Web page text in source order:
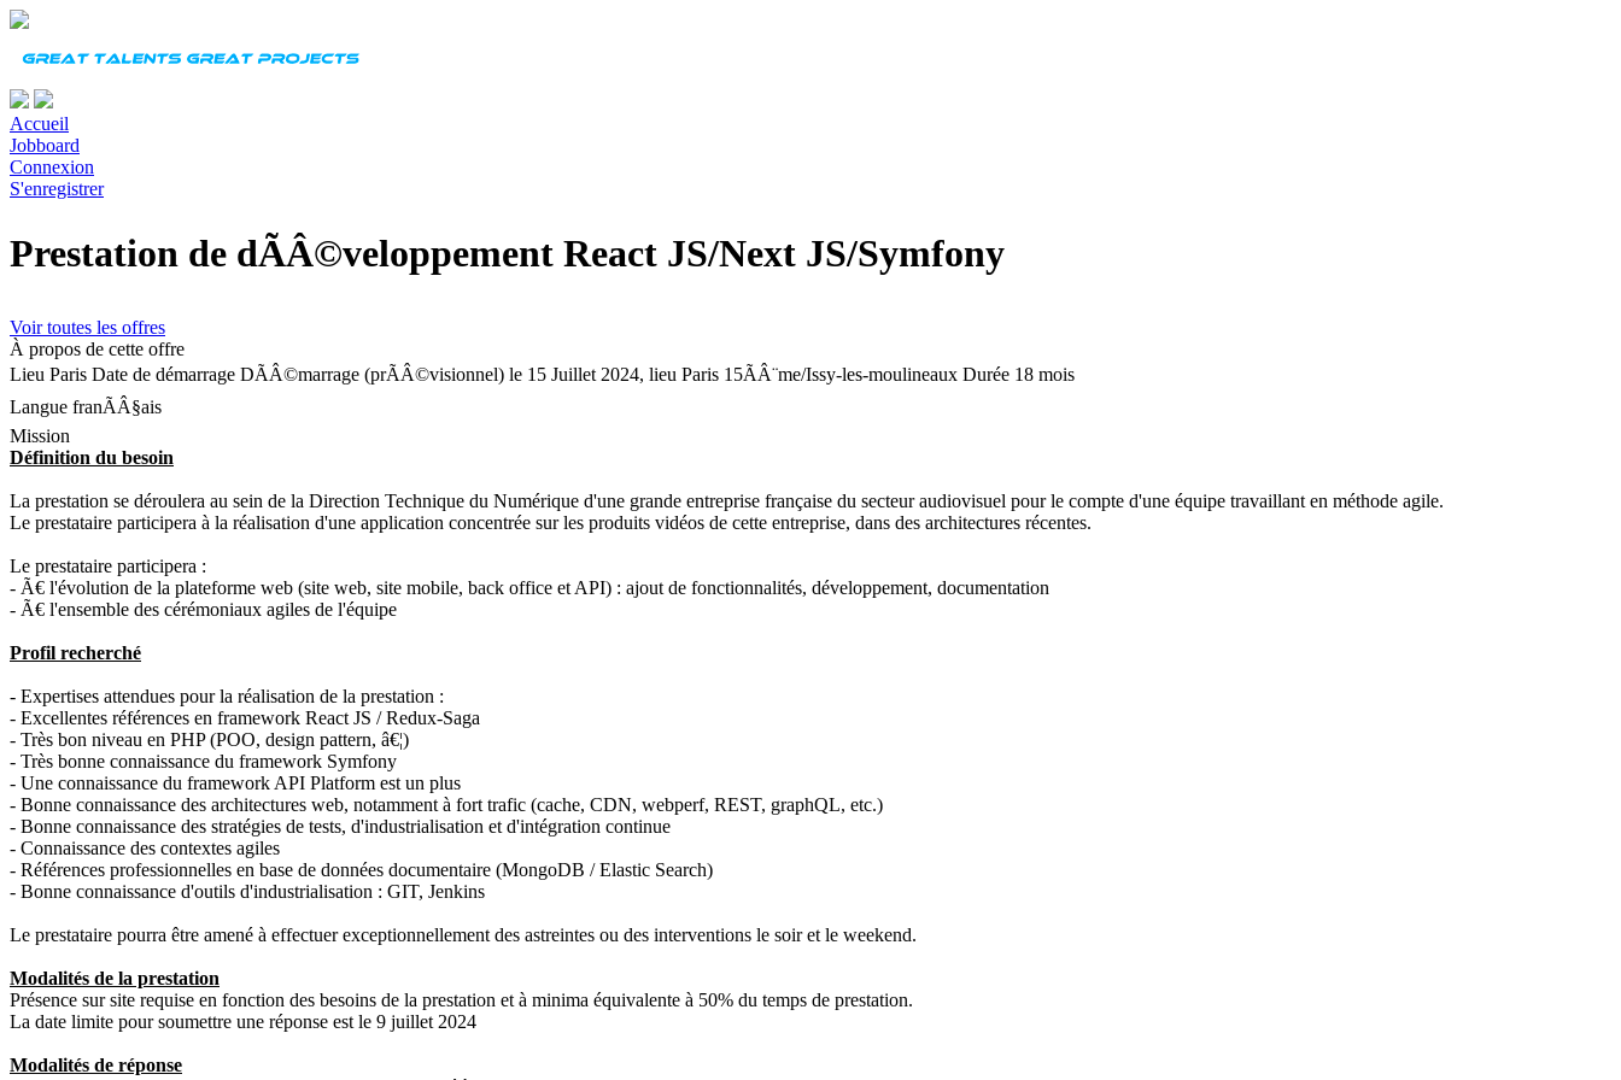
Accueil
Jobboard
Connexion
S'enregistrer
Prestation de dÃÂ©veloppement React JS/Next JS/Symfony
Voir toutes les offres
À propos de cette offre
Lieu Paris Date de démarrage DÃÂ©marrage (prÃÂ©visionnel) le 15 Juillet 2024, lieu Paris 15ÃÂ¨me/Issy-les-moulineaux Durée 18 mois
Langue franÃÂ§ais
Mission
Définition du besoin
La prestation se déroulera au sein de la Direction Technique du Numérique d'une grande entreprise française du secteur audiovisuel pour le compte d'une équipe travaillant en méthode agile.
Le prestataire participera à la réalisation d'une application concentrée sur les produits vidéos de cette entreprise, dans des architectures récentes.
Le prestataire participera :
- Ã€ l'évolution de la plateforme web (site web, site mobile, back office et API) : ajout de fonctionnalités, développement, documentation
- Ã€ l'ensemble des cérémoniaux agiles de l'équipe
Profil recherché
- Expertises attendues pour la réalisation de la prestation :
- Excellentes références en framework React JS / Redux-Saga
- Très bon niveau en PHP (POO, design pattern, â€¦)
- Très bonne connaissance du framework Symfony
- Une connaissance du framework API Platform est un plus
- Bonne connaissance des architectures web, notamment à fort trafic (cache, CDN, webperf, REST, graphQL, etc.)
- Bonne connaissance des stratégies de tests, d'industrialisation et d'intégration continue
- Connaissance des contextes agiles
- Références professionnelles en base de données documentaire (MongoDB / Elastic Search)
- Bonne connaissance d'outils d'industrialisation : GIT, Jenkins
Le prestataire pourra être amené à effectuer exceptionnellement des astreintes ou des interventions le soir et le weekend.
Modalités de la prestation
Présence sur site requise en fonction des besoins de la prestation et à minima équivalente à 50% du temps de prestation.
La date limite pour soumettre une réponse est le 9 juillet 2024
Modalités de réponse